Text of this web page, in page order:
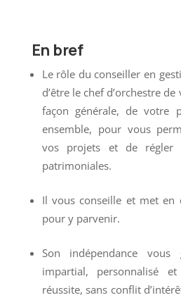
En bref
Le rôle du conseiller en
d’être le chef d’orchestre
façon générale, de votre
ensemble, pour vous
vos projets et de régler
patrimoniales.
Il vous conseille et met en
pour y parvenir.
Son indépendance
impartial, personnalisé
réussite, sans conflit